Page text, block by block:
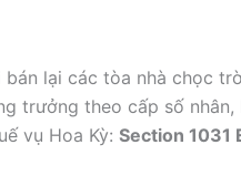
lại các tòa nhà chọc
trưởng theo cấp số nhân,
vụ Hoa Kỳ: Section 1031